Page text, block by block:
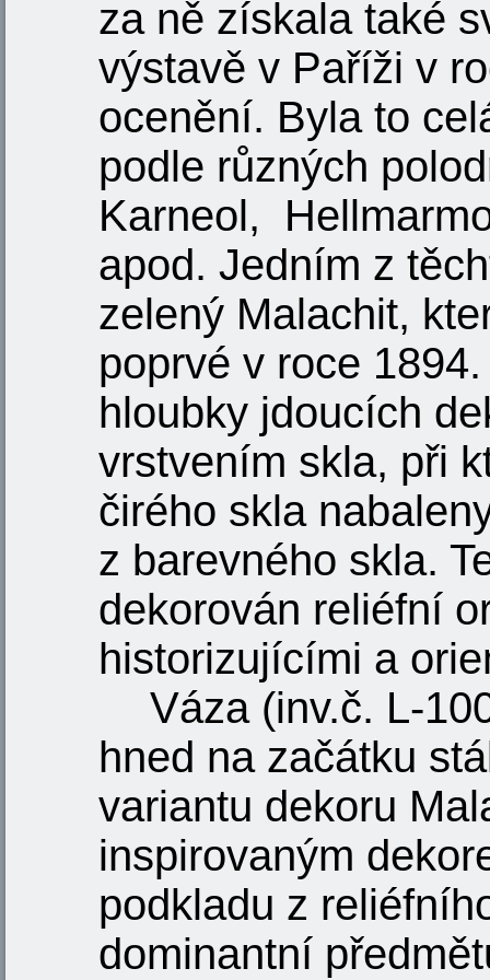
za ně získala také
výstavě v Paříži v
ocenění. Byla to
podle různých
Karneol,
apod. Jedním z
zelený Malachit,
poprvé v roce
hloubky jdoucích
vrstvením skla, při
čirého skla
z barevného skla.
dekorován reliéfní
historizujícími a
Váza (inv.č. L-
hned na začátku
variantu dekoru
inspirovaným
podkladu z
dominantní